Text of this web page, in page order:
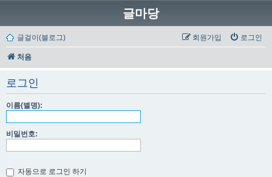
글마당
글걸이(블로그) 로그인
회원가입
처음
로그인
이름(별명):
비밀번호:
자동으로 로그인 하기